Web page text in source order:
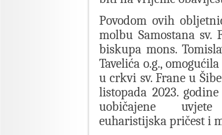
Povodom ovih
molbu Samostana sv.
biskupa mons.
Tavelića o.g.,
u crkvi sv. Frane u
listopada 2023.
uobičajene
euharistijska pričest i